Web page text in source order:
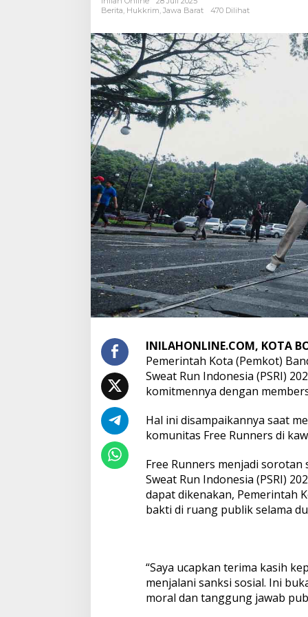
Sanksi
Bebersih
Balai
Kota
Bandung
Berita, Hukkrim, Jawa Barat 470 Dilihat
INILAHONLINE.COM, KOTA
Pemerintah Kota (Pemkot)
Sweat Run Indonesia (PSRI)
komitmennya dengan
Hal ini disampaikannya saat
komunitas Free Runners di
Free Runners menjadi
Sweat Run Indonesia (PSRI)
dapat dikenakan, Pemerintah
bakti di ruang publik selama
“Saya ucapkan terima kasih
menjalani sanksi sosial. Ini
moral dan tanggung jawab